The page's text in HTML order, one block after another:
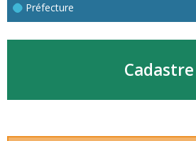
Préfecture
Cadastre